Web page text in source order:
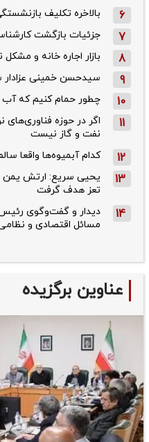
6 بالاخره تکلیف
7 جزئیات بازگشت
8 بازار اجاره خانه و
9 سیدحسن خمینی
10 چطور حمام کنیم که آب
11
اگر در حوزه فناوری‌های
نفت و گاز نیست
12 کدام آبمیوه‌ها واقعا
13
یحیی سریع: ارتش یمن
تعز هدف گرفت
14
دیدار و گفت‌وگوی
مسائل اقتصادی و
عناوین برگزیده